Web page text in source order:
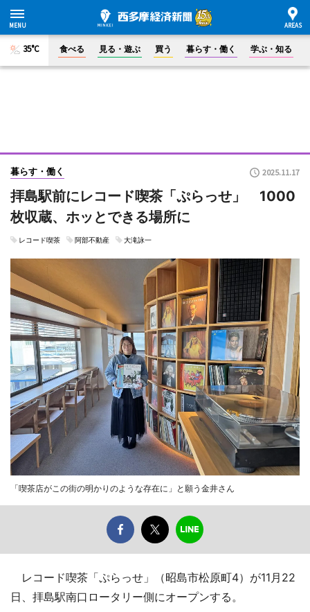
35°C 食べる 見る・遊ぶ 買う 暮らす・働く 学ぶ・知る
暮らす・働く 2025.11.17
拝島駅前にレコード喫茶「ぷらっせ」 1000
枚収蔵、ホッとできる場所に
レコード喫茶 阿部不動産 大滝詠一
「喫茶店がこの街の明かりのような存在に」と願う金井さん
レコード喫茶「ぷらっせ」（昭島市松原町4）が11月22
日、拝島駅南口ロータリー側にオープンする。